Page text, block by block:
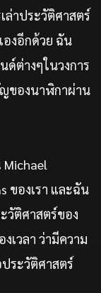
ล่าประวัติศาสตร์
องอีกด้วย ฉัน
ด์ต่างๆในวงการ
ของนาฬิกาผ่าน
ของเรา และฉัน
วัติศาสตร์ของ
งเวลา ว่ามีความ
ระวัติศาสตร์